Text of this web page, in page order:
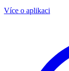
Více o aplikaci